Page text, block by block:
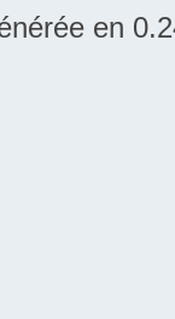
en